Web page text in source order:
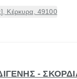
Κέρκυρα, 49100
-